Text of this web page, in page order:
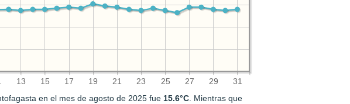
13 15 17 19 21 23 25 27 29 31
en el mes de agosto de 2025 fue15.6°C. Mientras que